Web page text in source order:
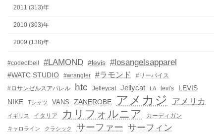
2011 (313)年
2010 (303)年
2009 (138)年
#codeofbell #LAMOND #levis #losangelsapparel
#WATC STUDIO #wrangler #ラモンド
#リーバイス
#ロサンゼルスアパレル
htc Jelleycat Jellycat LA levi's
LEVIS
NIKE
Tシャツ VANS ZANEROBE アメカジ アメリカ
イギリス イタリア カリフォルニア カーディガン
キャロライン クラシック サーファー サーフィン